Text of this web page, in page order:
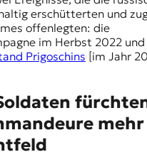
erschütterten und
offenlegten: die
im Herbst 2022
Prigoschins [im Jahr
mehr